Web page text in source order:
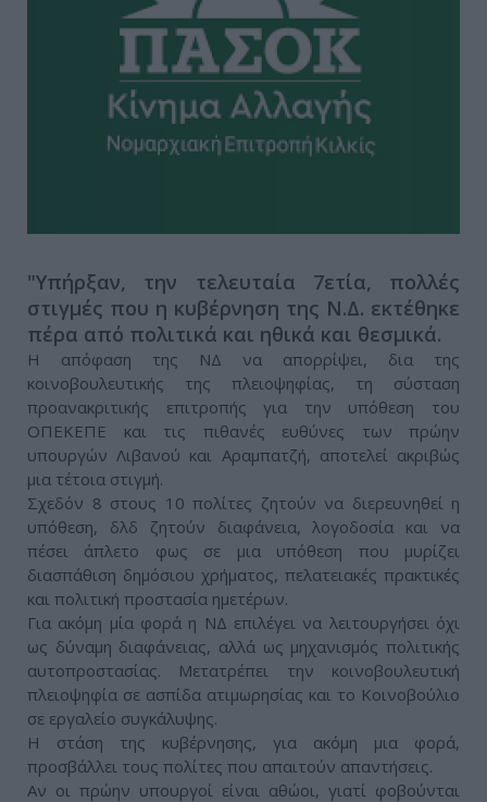
"Υπήρξαν, την τελευταία 7ετία, πολλές
στιγμές που η κυβέρνηση της Ν.Δ. εκτέθηκε
πέρα από πολιτικά και ηθικά και θεσμικά.
Η απόφαση της ΝΔ να απορρίψει, δια της
κοινοβουλευτικής της πλειοψηφίας, τη σύσταση
προανακριτικής επιτροπής για την υπόθεση του
ΟΠΕΚΕΠΕ και τις πιθανές ευθύνες των πρώην
υπουργών Λιβανού και Αραμπατζή, αποτελεί ακριβώς
μια τέτοια στιγμή.
Σχεδόν 8 στους 10 πολίτες ζητούν να διερευνηθεί η
υπόθεση, δλδ ζητούν διαφάνεια, λογοδοσία και να
πέσει άπλετο φως σε μια υπόθεση που μυρίζει
διασπάθιση δημόσιου χρήματος, πελατειακές πρακτικές
και πολιτική προστασία ημετέρων.
Για ακόμη μία φορά η ΝΔ επιλέγει να λειτουργήσει όχι
ως δύναμη διαφάνειας, αλλά ως μηχανισμός πολιτικής
αυτοπροστασίας. Μετατρέπει την κοινοβουλευτική
πλειοψηφία σε ασπίδα ατιμωρησίας και το Κοινοβούλιο
σε εργαλείο συγκάλυψης.
Η στάση της κυβέρνησης, για ακόμη μια φορά,
προσβάλλει τους πολίτες που απαιτούν απαντήσεις.
Αν οι πρώην υπουργοί είναι αθώοι, γιατί φοβούνται